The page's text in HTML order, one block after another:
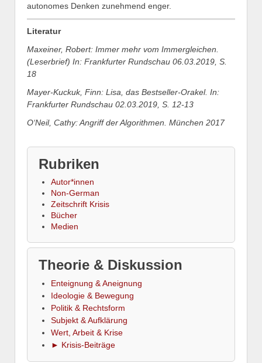
autonomes Denken zunehmend enger.
Literatur
Maxeiner, Robert: Immer mehr vom Immergleichen.
(Leserbrief) In: Frankfurter Rundschau 06.03.2019, S.
18
Mayer-Kuckuk, Finn: Lisa, das Bestseller-Orakel. In:
Frankfurter Rundschau 02.03.2019, S. 12-13
O‘Neil, Cathy: Angriff der Algorithmen. München 2017
Rubriken
Autor*innen
Non-German
Zeitschrift Krisis
Bücher
Medien
Theorie & Diskussion
Enteignung & Aneignung
Ideologie & Bewegung
Politik & Rechtsform
Subjekt & Aufklärung
Wert, Arbeit & Krise
► Krisis-Beiträge